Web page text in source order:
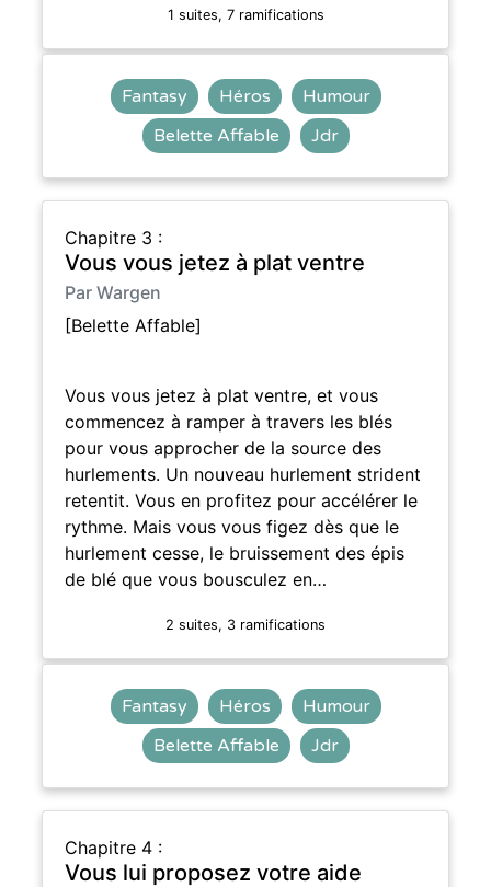
1 suites, 7 ramifications
Fantasy Héros
Humour
Belette Affable
Jdr
Chapitre 3 :
Vous vous jetez à plat ventre
Par Wargen
[Belette Affable]
Vous vous jetez à plat ventre, et vous
commencez à ramper à travers les blés
pour vous approcher de la source des
hurlements. Un nouveau hurlement strident
retentit. Vous en profitez pour accélérer le
rythme. Mais vous vous figez dès que le
hurlement cesse, le bruissement des épis
de blé que vous bousculez en…
2 suites, 3 ramifications
Fantasy Héros
Humour
Belette Affable
Jdr
Chapitre 4 :
Vous lui proposez votre aide